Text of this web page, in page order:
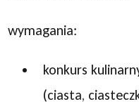
wymagania:
konkurs
(ciasta,